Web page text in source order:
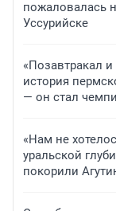
пожаловалась
Уссурийске
«Позавтракал
история
— он стал
«Нам не
уральской
покорили